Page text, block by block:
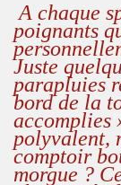
A chaque
poignants
Juste
parapluies
bord de la
polyvalent,
comptoir
morgue ?